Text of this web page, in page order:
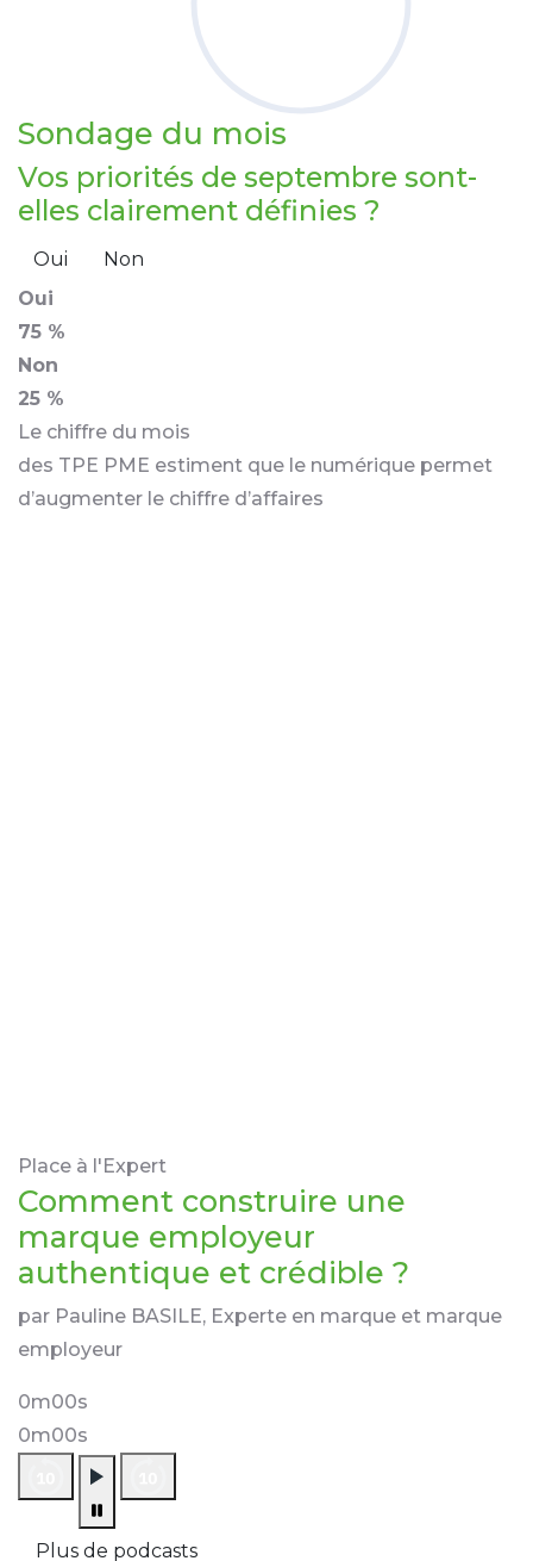
Sondage du mois
Vos priorités de septembre sont-
elles clairement définies ?
Oui
Non
Oui
75 %
Non
25 %
Le chiffre du mois
des TPE PME estiment que le numérique permet
d’augmenter le chiffre d’affaires
Place à l'Expert
Comment construire une
marque employeur
authentique et crédible ?
par Pauline BASILE, Experte en marque et marque
employeur
0m00s
0m00s
Plus de podcasts